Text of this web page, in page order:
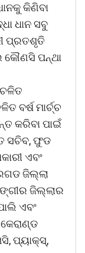
କିଣିବା
ଧାନ ସବୁ
ପ୍ରତଶୃତି
କୌଣସି ପନ୍ଥା
ବର୍ଷ ମାର୍ଚ୍ଚ
କରିବା ପାଇଁ
ସଚିବ, ଫୁଡ
ଏବଂ
ଜିଲ୍ଲା
ଜିଲ୍ଲାର
ଏବଂ
ପ୍ୟାକ୍ସ୍,